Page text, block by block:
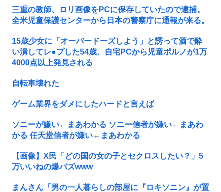
三重の教師、ロリ画像をPCに保存していたので逮捕。
全米児童保護センターから日本の警察庁に通報が来る。
15歳少女に「オーバードーズしよう」と誘って酒で酔
い潰してレ●プした54歳、自宅PCから児童ポルノが1万
4000点以上発見される
自転車壊れた
ゲーム業界をダメにしたハードと言えば
ソニーが嫌い←まあわかる ソニー信者が嫌い←まあわ
かる 任天堂信者が嫌い←まあわかる
【画像】X民「どの国の女の子とセクロスしたい？」5
万いいねの爆バズwww
まんさん「男の一人暮らしの部屋に『ロキソニン』が置